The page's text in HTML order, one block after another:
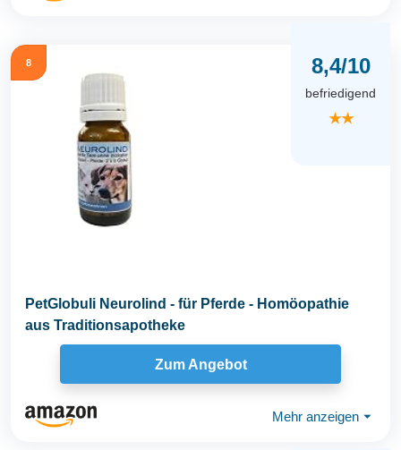
8 8,4/10
befriedigend
★★
PetGlobuli Neurolind - für Pferde - Homöopathie
aus Traditionsapotheke
Zum Angebot
Mehr anzeigen ⏷